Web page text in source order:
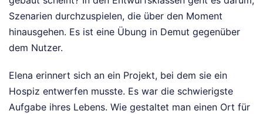
Szenarien durchzuspielen, die über den Moment
hinausgehen. Es ist eine Übung in Demut gegenüber
dem Nutzer.
Elena erinnert sich an ein Projekt, bei dem sie ein
Hospiz entwerfen musste. Es war die schwierigste
Aufgabe ihres Lebens. Wie gestaltet man einen Ort für